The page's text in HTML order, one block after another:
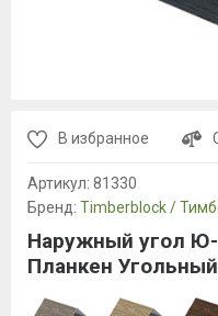
В избранное
Артикул: 81330
Бренд: Timberblock /
Наружный угол
Планкен Угольный